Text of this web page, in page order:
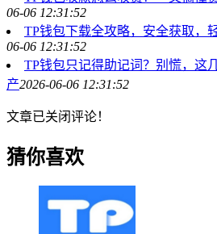
06-06 12:31:52
TP钱包下载全攻略，安全获取，
06-06 12:31:52
TP钱包只记得助记词？别慌，这
产2026-06-06 12:31:52
文章已关闭评论！
猜你喜欢